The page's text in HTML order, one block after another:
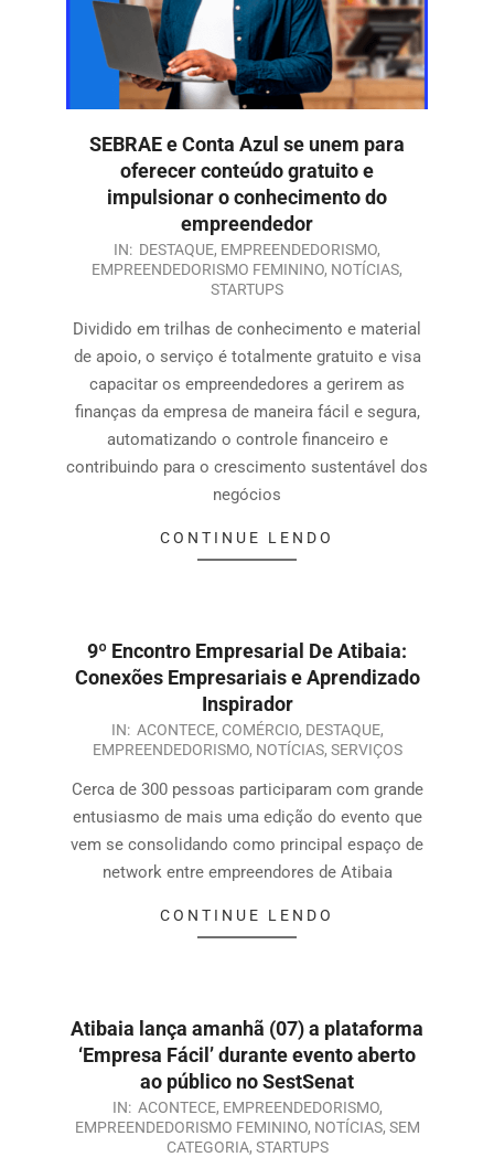
SEBRAE e Conta Azul se unem para
oferecer conteúdo gratuito e
impulsionar o conhecimento do
empreendedor
IN: DESTAQUE, EMPREENDEDORISMO,
EMPREENDEDORISMO FEMININO, NOTÍCIAS,
STARTUPS
Dividido em trilhas de conhecimento e material
de apoio, o serviço é totalmente gratuito e visa
capacitar os empreendedores a gerirem as
finanças da empresa de maneira fácil e segura,
automatizando o controle financeiro e
contribuindo para o crescimento sustentável dos
negócios
CONTINUE LENDO
9º Encontro Empresarial De Atibaia:
Conexões Empresariais e Aprendizado
Inspirador
IN: ACONTECE, COMÉRCIO, DESTAQUE,
EMPREENDEDORISMO, NOTÍCIAS, SERVIÇOS
Cerca de 300 pessoas participaram com grande
entusiasmo de mais uma edição do evento que
vem se consolidando como principal espaço de
network entre empreendores de Atibaia
CONTINUE LENDO
Atibaia lança amanhã (07) a plataforma
‘Empresa Fácil’ durante evento aberto
ao público no SestSenat
IN: ACONTECE, EMPREENDEDORISMO,
EMPREENDEDORISMO FEMININO, NOTÍCIAS, SEM
CATEGORIA, STARTUPS